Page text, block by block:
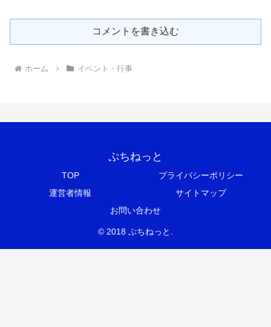
コメントを書き込む
ホーム イベント・行事
ぷちねっと
TOP
プライバシーポリシー
運営者情報
サイトマップ
お問い合わせ
© 2018 ぷちねっと.